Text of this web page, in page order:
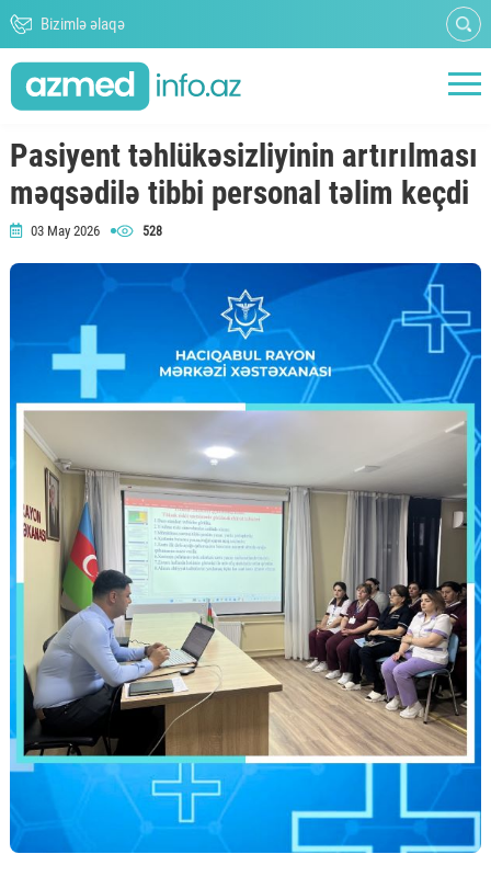
Bizimlə əlaqə
Pasiyent təhlükəsizliyinin artırılması
məqsədilə tibbi personal təlim keçdi
03 May 2026 528